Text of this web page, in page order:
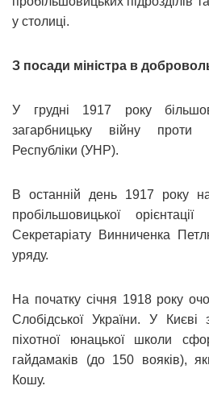
у столиці.
З посади міністра в
У грудні 1917 року
загарбницьку війну проти
Республіки (УНР).
В останній день 1917 року
пробільшовицької
Секретаріату Винниченка
уряду.
На початку січня 1918 року
Слобідської України. У Києві
піхотної юнацької школи
гайдамаків (до 150 вояків),
Кошу.